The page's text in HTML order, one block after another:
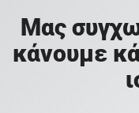
Μας
κάνουμε